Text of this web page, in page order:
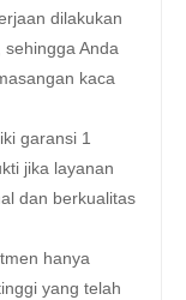
dilakukan
Anda
kaca
garansi 1
jika layanan
dan berkualitas
hanya
yang telah